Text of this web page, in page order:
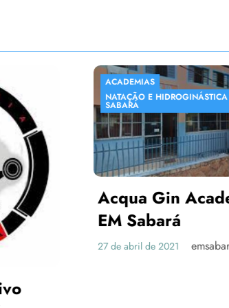
NATAÇÃO E HIDROGINÁSTICA EM
Acqua Gin Academia –
EM Sabará
27 de abril de 2021 emsabara